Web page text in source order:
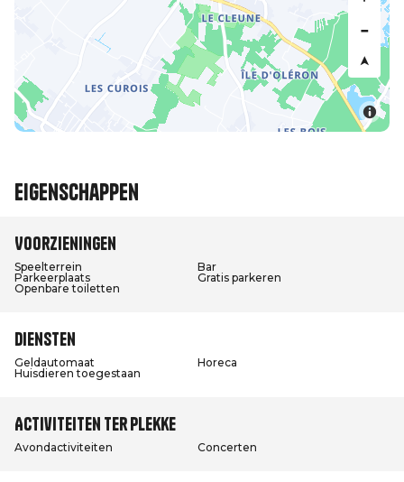
Eigenschappen
Voorzieningen
Speelterrein
Bar
Parkeerplaats
Gratis parkeren
Openbare toiletten
Diensten
Geldautomaat
Horeca
Huisdieren toegestaan
Activiteiten ter plekke
Avondactiviteiten Concerten